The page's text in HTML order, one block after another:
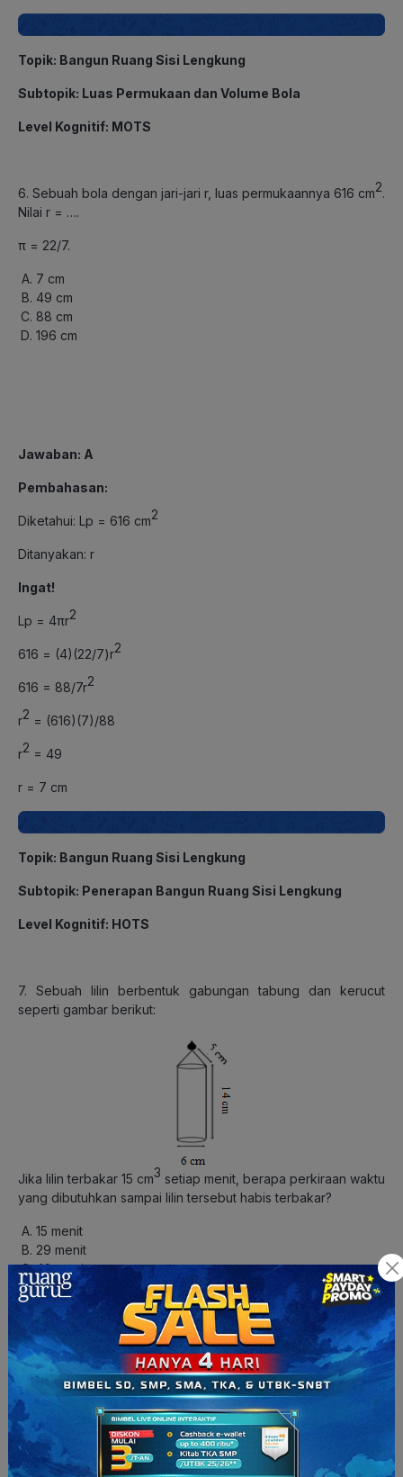
Topik: Bangun Ruang Sisi Lengkung
Subtopik: Luas Permukaan dan Volume Bola
Level Kognitif: MOTS
6. Sebuah bola dengan jari-jari r, luas permukaannya 616 cm2.
Nilai r = ….
π = 22/7.
7 cm
49 cm
88 cm
196 cm
Jawaban: A
Pembahasan:
Diketahui: Lp = 616 cm2
Ditanyakan: r
Ingat!
Lp = 4πr2
616 = (4)(22/7)r2
616 = 88/7r2
r2 = (616)(7)/88
r2 = 49
r = 7 cm
Topik: Bangun Ruang Sisi Lengkung
Subtopik: Penerapan Bangun Ruang Sisi Lengkung
Level Kognitif: HOTS
7. Sebuah lilin berbentuk gabungan tabung dan kerucut
seperti gambar berikut:
Jika lilin terbakar 15 cm3 setiap menit, berapa perkiraan waktu
yang dibutuhkan sampai lilin tersebut habis terbakar?
15 menit
29 menit
48 menit
72 menit
Jawaban: B
Pembahasan:
Diketahui: